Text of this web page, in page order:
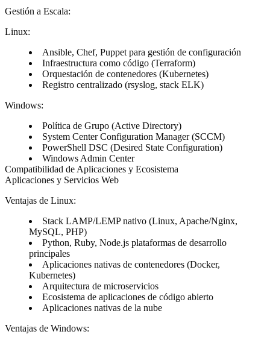
Gestión a Escala:
Linux:
Ansible, Chef, Puppet para gestión de configuración
Infraestructura como código (Terraform)
Orquestación de contenedores (Kubernetes)
Registro centralizado (rsyslog, stack ELK)
Windows:
Política de Grupo (Active Directory)
System Center Configuration Manager (SCCM)
PowerShell DSC (Desired State Configuration)
Windows Admin Center
Compatibilidad de Aplicaciones y Ecosistema
Aplicaciones y Servicios Web
Ventajas de Linux:
Stack LAMP/LEMP nativo (Linux, Apache/Nginx,
MySQL, PHP)
Python, Ruby, Node.js plataformas de desarrollo
principales
Aplicaciones nativas de contenedores (Docker,
Kubernetes)
Arquitectura de microservicios
Ecosistema de aplicaciones de código abierto
Aplicaciones nativas de la nube
Ventajas de Windows: